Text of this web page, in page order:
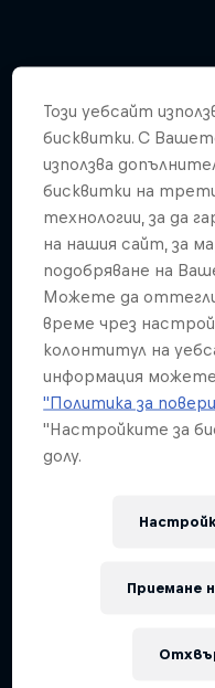
ADAC MX
Gaildorf,
Този уебсайт
бисквитки. С
използва
бисквитки на
технологии, за да
на нашия сайт, за
подобряване на
Можете да
време чрез
колонтитул на
информация
"Политика за
"Настройките за
долу.
Приемане